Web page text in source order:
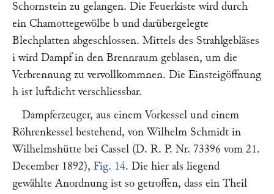
Schornstein zu gelangen. Die Feuerkiste wird durch
ein Chamottegewölbe b und darübergelegte
Blechplatten abgeschlossen. Mittels des Strahlgebläses
i wird Dampf in den Brennraum geblasen, um die
Verbrennung zu vervollkommnen. Die Einsteigöffnung
h ist luftdicht verschliessbar.
Dampferzeuger, aus einem Vorkessel und einem
Röhrenkessel bestehend, von Wilhelm Schmidt in
Wilhelmshütte bei Cassel (D. R. P. Nr. 73396 vom 21.
December 1892), Fig. 14. Die hier als liegend
gewählte Anordnung ist so getroffen, dass ein Theil